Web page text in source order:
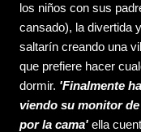
los niños con sus
cansado), la divertida
saltarín creando una
que prefiere hacer
dormir. 'Finalmente
viendo su monitor
por la cama' ella